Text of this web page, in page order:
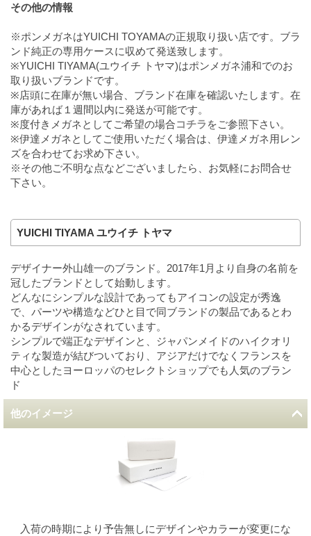
その他の情報
※ポンメガネはYUICHI TOYAMAの正規取り扱い店です。ブラ
ンド純正の専用ケースに収めて発送致します。
※YUICHI TIYAMA(ユウイチ トヤマ)はポンメガネ浦和でのお
取り扱いブランドです。
※店頭に在庫が無い場合、ブランド在庫を確認いたします。在
庫があれば１週間以内に発送が可能です。
※度付きメガネとしてご希望の場合コチラ をご参照下さい。
※伊達メガネとしてご使用いただく場合は、伊達メガネ用レン
ズを合わせてお求め下さい。
※その他ご不明な点などございましたら、お気軽にお問合せ
下さい。
YUICHI TIYAMA ユウイチ トヤマ
デザイナー外山雄一のブランド。2017年1月より自身の名前を
冠したブランドとして始動します。
どんなにシンプルな設計であってもアイコンの設定が秀逸
で、パーツや構造などひと目で同ブランドの製品であるとわ
かるデザインがなされています。
シンプルで端正なデザインと、ジャパンメイドのハイクオリ
ティな製造が結びついており、アジアだけでなくフランスを
中心としたヨーロッパのセレクトショップでも人気のブラン
ド
他のイメージ
入荷の時期により予告無しにデザインやカラーが変更にな